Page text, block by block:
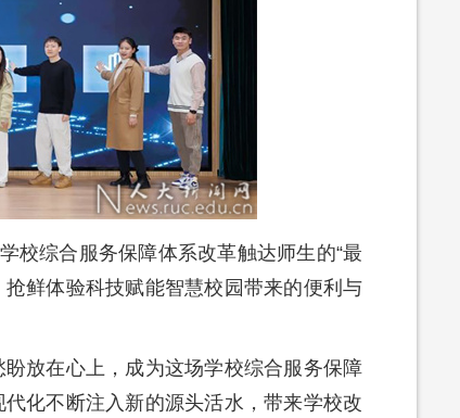
校综合服务保障体系改革触达师生的“最
鲜体验科技赋能智慧校园带来的便利与
盼放在心上，成为这场学校综合服务保障
化不断注入新的源头活水，带来学校改